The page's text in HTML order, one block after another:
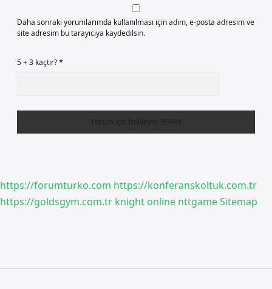
Daha sonraki yorumlarımda kullanılması için adım, e-posta adresim ve
site adresim bu tarayıcıya kaydedilsin.
5 + 3 kaçtır?*
https://forumturko.com https://konferanskoltuk.com.tr
https://goldsgym.com.tr knight online nttgameSitemap